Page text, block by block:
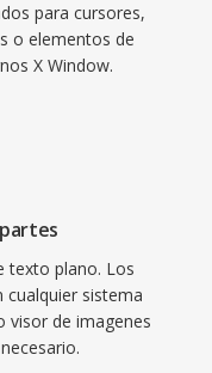
para cursores,
o elementos de
X Window.
texto plano. Los
cualquier sistema
visor de imagenes